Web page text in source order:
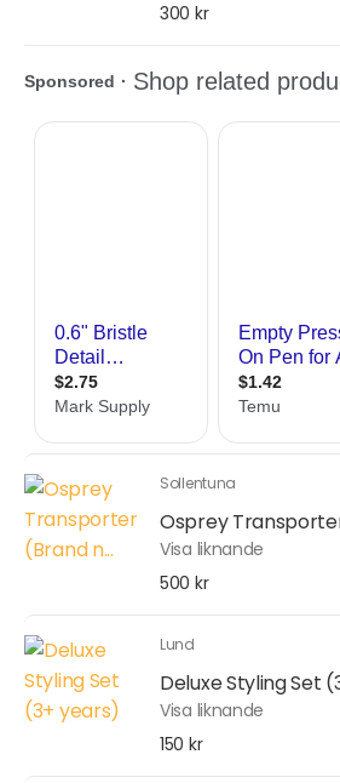
300 kr
Sollentuna
Osprey
Visa liknande
500 kr
Lund
Deluxe Styling Set
Visa liknande
150 kr